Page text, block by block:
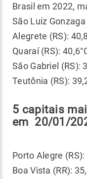
Brasil em 2022,
São Luiz Gonzaga
Alegrete (RS):
Quaraí (RS):
São Gabriel (RS):
Teutônia (RS):
5 capitais
em 20/01/
Porto Alegre (RS):
Boa Vista (RR):